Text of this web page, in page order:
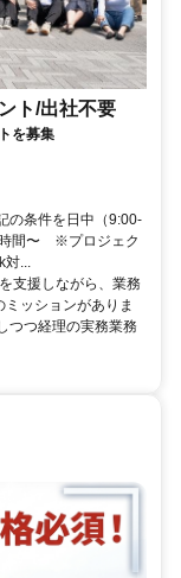
ト/出社不要
を募集
の条件を日中（9:00-
時間〜 ※プロジェク
対...
支援しながら、業務
ッションがありま
つつ経理の実務業務